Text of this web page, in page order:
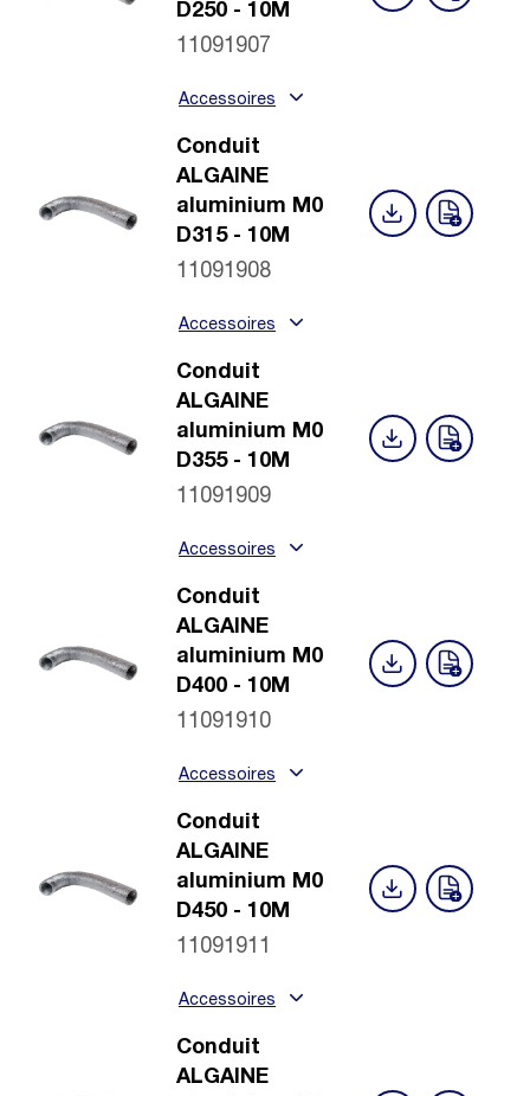
D250 - 10M
11091907
Accessoires
Conduit
ALGAINE
aluminium M0
D315 - 10M
11091908
Accessoires
Conduit
ALGAINE
aluminium M0
D355 - 10M
11091909
Accessoires
Conduit
ALGAINE
aluminium M0
D400 - 10M
11091910
Accessoires
Conduit
ALGAINE
aluminium M0
D450 - 10M
11091911
Accessoires
Conduit
ALGAINE